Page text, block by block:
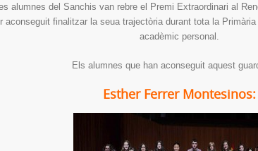
alumnes del Sanchis van rebre el Premi Extraordinari al
aconseguit finalitzar la seua trajectòria durant tota la
acadèmic personal.
Els alumnes que han aconseguit aquest
Esther Ferrer Montesinos: